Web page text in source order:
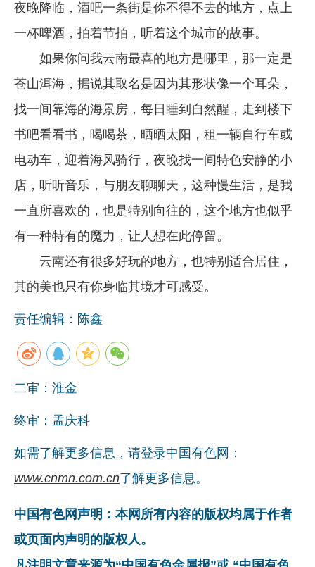
夜晚降临，酒吧一条街是你不得不去的地方，点上
一杯啤酒，拍着节拍，听着这个城市的故事。
如果你问我云南最喜的地方是哪里，那一定是
苍山洱海，据说其取名是因为其形状像一个耳朵，
找一间靠海的海景房，每日睡到自然醒，走到楼下
书吧看看书，喝喝茶，晒晒太阳，租一辆自行车或
电动车，迎着海风骑行，夜晚找一间特色安静的小
店，听听音乐，与朋友聊聊天，这种慢生活，是我
一直所喜欢的，也是特别向往的，这个地方也似乎
有一种特有的魔力，让人想在此停留。
云南还有很多好玩的地方，也特别适合居住，
其的美也只有你身临其境才可感受。
责任编辑：陈鑫
二审：淮金
终审：孟庆科
如需了解更多信息，请登录中国有色网：
www.cnmn.com.cn了解更多信息。
中国有色网声明：本网所有内容的版权均属于作者
或页面内声明的版权人。